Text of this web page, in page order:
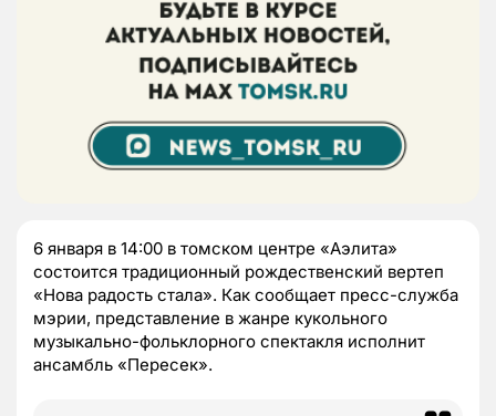
6 января в 14:00 в томском центре «Аэлита»
состоится традиционный рождественский вертеп
«Нова радость стала». Как сообщает пресс-служба
мэрии, представление в жанре кукольного
музыкально-фольклорного спектакля исполнит
ансамбль «Пересек».